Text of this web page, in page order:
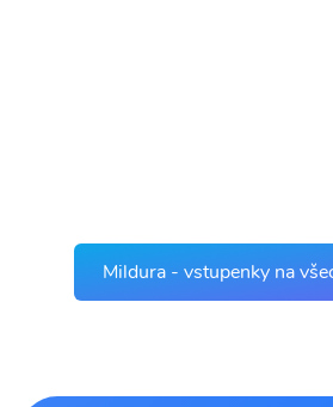
Mildura - vstupenky na